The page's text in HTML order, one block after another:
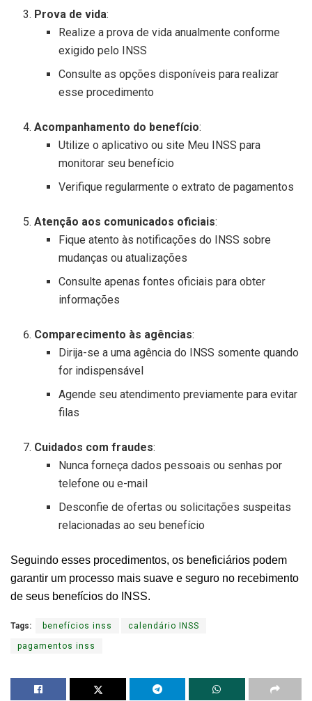
Prova de vida:
Realize a prova de vida anualmente conforme
exigido pelo INSS
Consulte as opções disponíveis para realizar
esse procedimento
Acompanhamento do benefício:
Utilize o aplicativo ou site Meu INSS para
monitorar seu benefício
Verifique regularmente o extrato de pagamentos
Atenção aos comunicados oficiais:
Fique atento às notificações do INSS sobre
mudanças ou atualizações
Consulte apenas fontes oficiais para obter
informações
Comparecimento às agências:
Dirija-se a uma agência do INSS somente quando
for indispensável
Agende seu atendimento previamente para evitar
filas
Cuidados com fraudes:
Nunca forneça dados pessoais ou senhas por
telefone ou e-mail
Desconfie de ofertas ou solicitações suspeitas
relacionadas ao seu benefício
Seguindo esses procedimentos, os beneficiários podem
garantir um processo mais suave e seguro no recebimento
de seus benefícios do INSS.
Tags: benefícios inss calendário INSS
pagamentos inss